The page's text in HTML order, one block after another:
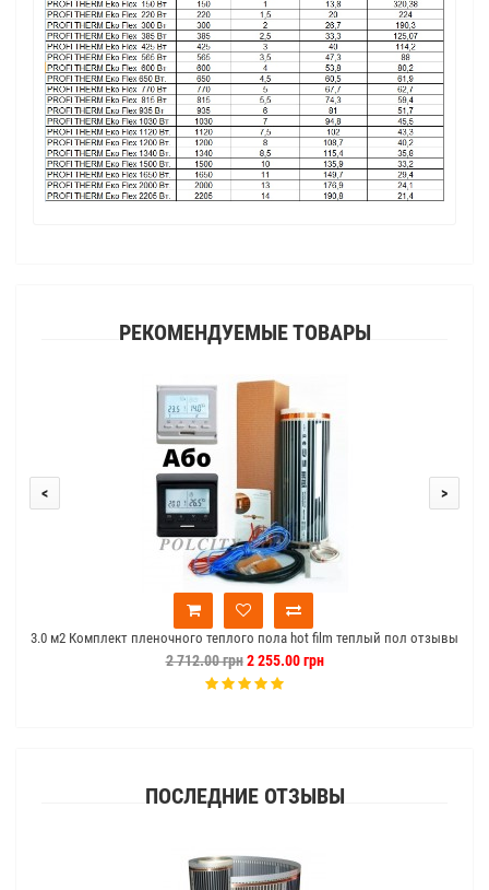
РЕКОМЕНДУЕМЫЕ ТОВАРЫ
3.0 м2 Комплект пленочного теплого пола hot film теплый пол отзывы
2 712.00 грн2 255.00 грн
< >
ПОСЛЕДНИЕ ОТЗЫВЫ